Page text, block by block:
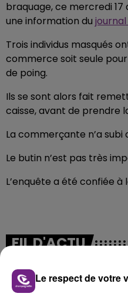
braquage, ce mercredi 17
une information du journal
Trois individus masqués
commerce soit seule
de poing.
Ils se sont alors fait
caisse, avant de prendre
La commerçante n’a subi
Le butin n’est pas très
L’enquête a été confiée à
FIL D'ACTU
Le respect de votre